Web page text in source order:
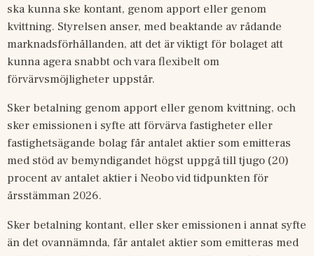
ska kunna ske kontant, genom apport eller genom
kvittning. Styrelsen anser, med beaktande av rådande
marknadsförhållanden, att det är viktigt för bolaget att
kunna agera snabbt och vara flexibelt om
förvärvsmöjligheter uppstår.
Sker betalning genom apport eller genom kvittning, och
sker emissionen i syfte att förvärva fastigheter eller
fastighetsägande bolag får antalet aktier som emitteras
med stöd av bemyndigandet högst uppgå till tjugo (20)
procent av antalet aktier i Neobo vid tidpunkten för
årsstämman 2026.
Sker betalning kontant, eller sker emissionen i annat syfte
än det ovannämnda, får antalet aktier som emitteras med